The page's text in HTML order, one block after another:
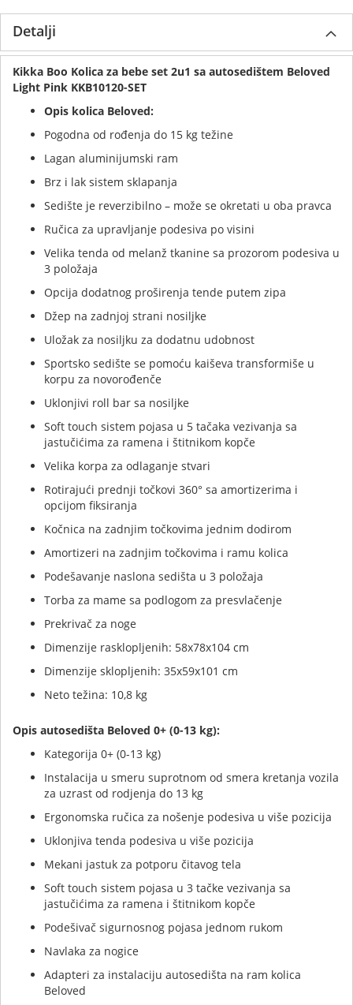
Detalji
Kikka Boo Kolica za bebe set 2u1 sa autosedištem Beloved
Light Pink KKB10120-SET
Opis kolica Beloved:
Pogodna od rođenja do 15 kg težine
Lagan aluminijumski ram
Brz i lak sistem sklapanja
Sedište je reverzibilno – može se okretati u oba pravca
Ručica za upravljanje podesiva po visini
Velika tenda od melanž tkanine sa prozorom podesiva u
3 položaja
Opcija dodatnog proširenja tende putem zipa
Džep na zadnjoj strani nosiljke
Uložak za nosiljku za dodatnu udobnost
Sportsko sedište se pomoću kaiševa transformiše u
korpu za novorođenče
Uklonjivi roll bar sa nosiljke
Soft touch sistem pojasa u 5 tačaka vezivanja sa
jastučićima za ramena i štitnikom kopče
Velika korpa za odlaganje stvari
Rotirajući prednji točkovi 360° sa amortizerima i
opcijom fiksiranja
Kočnica na zadnjim točkovima jednim dodirom
Amortizeri na zadnjim točkovima i ramu kolica
Podešavanje naslona sedišta u 3 položaja
Torba za mame sa podlogom za presvlačenje
Prekrivač za noge
Dimenzije rasklopljenih: 58x78x104 cm
Dimenzije sklopljenih: 35x59x101 cm
Neto težina: 10,8 kg
Opis autosedišta Beloved 0+ (0-13 kg):
Kategorija 0+ (0-13 kg)
Instalacija u smeru suprotnom od smera kretanja vozila
za uzrast od rodjenja do 13 kg
Ergonomska ručica za nošenje podesiva u više pozicija
Uklonjiva tenda podesiva u više pozicija
Mekani jastuk za potporu čitavog tela
Soft touch sistem pojasa u 3 tačke vezivanja sa
jastučićima za ramena i štitnikom kopče
Podešivač sigurnosnog pojasa jednom rukom
Navlaka za nogice
Adapteri za instalaciju autosedišta na ram kolica
Beloved